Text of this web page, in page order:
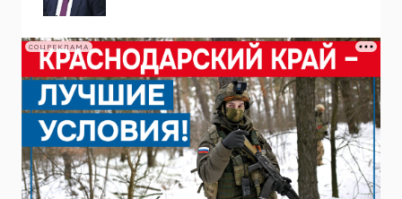
СОЦРЕКЛАМА